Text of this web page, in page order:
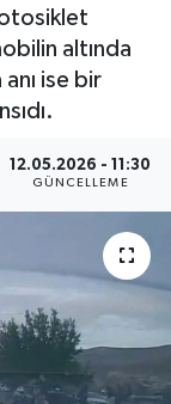
altında
ise bir
12.05.2026 - 11:30
GÜNCELLEME